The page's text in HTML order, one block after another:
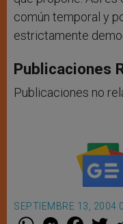
común temporal y
estrictamente
Publicaciones
Publicaciones no
SEPTIEMBRE 13, 2004
W M F